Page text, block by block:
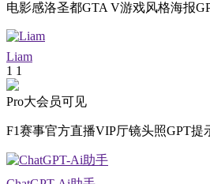
电影感洛圣都GTA V游戏风格海报
Liam
1 1
Pro大会员可见
F1赛事官方直播VIP厅镜头照GPT提